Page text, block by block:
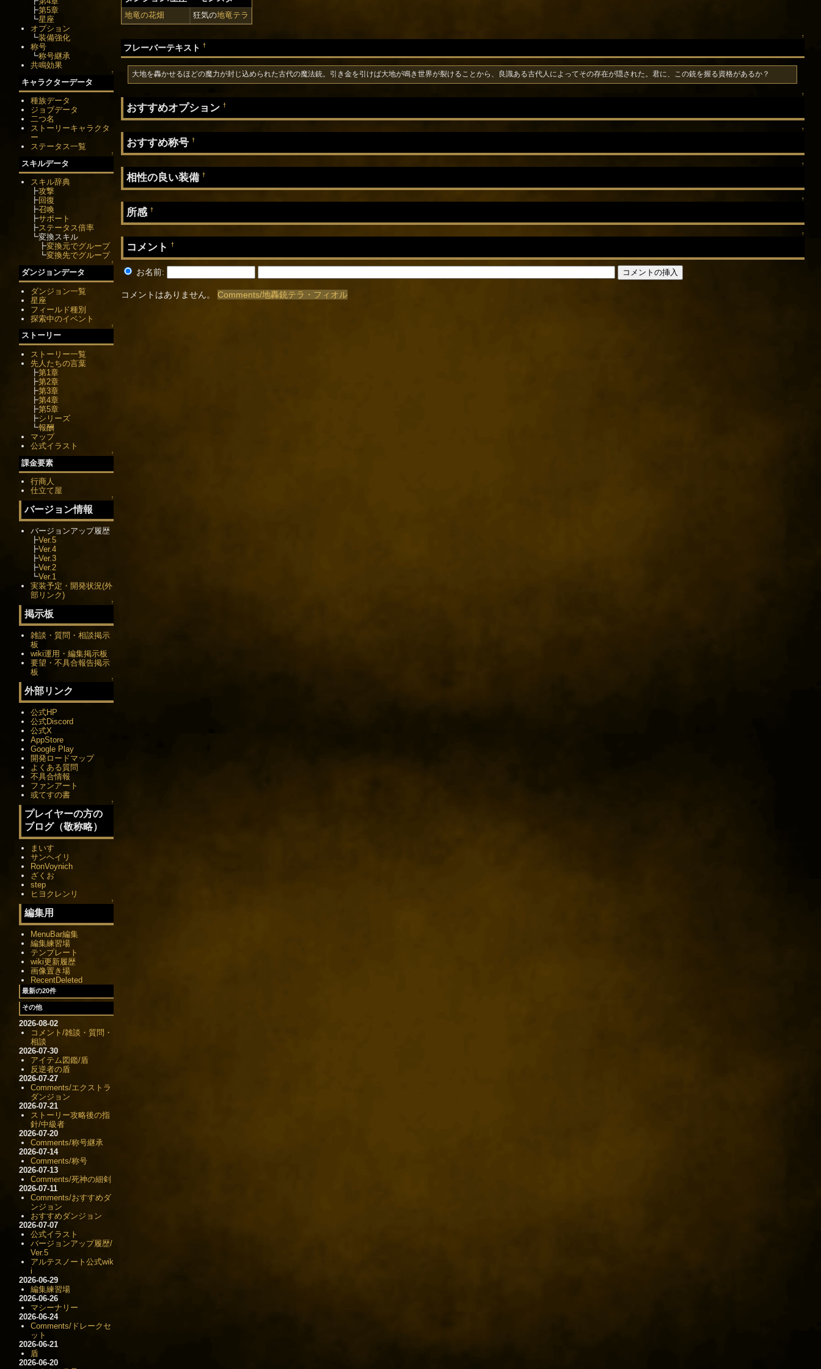
地竜の花畑 狂気の地竜テラ
↑
フレーバーテキスト †
大地を轟かせるほどの魔力が封じ込められた古代の魔法銃。引き金を引けば大地が鳴き世界が裂けることから、良識ある古代人によってその存在が隠された。君に、この銃を握る資格があるか？
↑
おすすめオプション †
↑
おすすめ称号 †
↑
相性の良い装備 †
↑
所感 †
↑
コメント †
お名前:
コメントはありません。 Comments/地轟銃テラ・フィオル
┣第5章
┗星座
オプション
┗装備強化
称号
┗称号継承
共鳴効果
↑
キャラクターデータ
種族データ
ジョブデータ
二つ名
ストーリーキャラクタ
ー
ステータス一覧
↑
スキルデータ
スキル辞典
┣攻撃
┣回復
┣召喚
┣サポート
┣ステータス倍率
┗変換スキル
┣変換元でグループ
┗変換先でグループ
↑
ダンジョンデータ
ダンジョン一覧
星座
フィールド種別
探索中のイベント
↑
ストーリー
ストーリー一覧
先人たちの言葉
┣第1章
┣第2章
┣第3章
┣第4章
┣第5章
┣シリーズ
┗報酬
マップ
公式イラスト
↑
課金要素
行商人
仕立て屋
↑
バージョン情報
バージョンアップ履歴
┣Ver.5
┣Ver.4
┣Ver.3
┣Ver.2
┗Ver.1
実装予定・開発状況(外
部リンク)
↑
掲示板
雑談・質問・相談掲示
板
wiki運用・編集掲示板
要望・不具合報告掲示
板
↑
外部リンク
公式HP
公式Discord
公式X
AppStore
Google Play
開発ロードマップ
よくある質問
不具合情報
ファンアート
或てすの書
↑
プレイヤーの方の
ブログ（敬称略）
まいす
サンヘイリ
RonVoynich
ざくお
step
ヒヨクレンリ
↑
編集用
MenuBar編集
編集練習場
テンプレート
wiki更新履歴
画像置き場
RecentDeleted
最新の20件
その他
2026-08-02
コメント/雑談・質問・
相談
2026-07-30
アイテム図鑑/盾
反逆者の盾
2026-07-27
Comments/エクストラ
ダンジョン
2026-07-21
ストーリー攻略後の指
針/中級者
2026-07-20
Comments/称号継承
2026-07-14
Comments/称号
2026-07-13
Comments/死神の細剣
2026-07-11
Comments/おすすめダ
ンジョン
おすすめダンジョン
2026-07-07
公式イラスト
バージョンアップ履歴/
Ver.5
アルテスノート公式wik
i
2026-06-29
編集練習場
2026-06-26
マシーナリー
2026-06-24
Comments/ドレークセ
ット
2026-06-21
盾
2026-06-20